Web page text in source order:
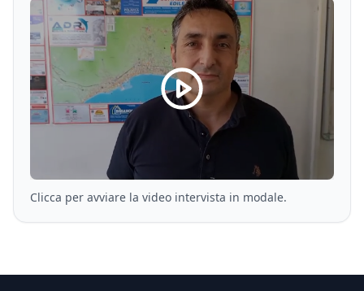
Clicca per avviare la video intervista in modale.